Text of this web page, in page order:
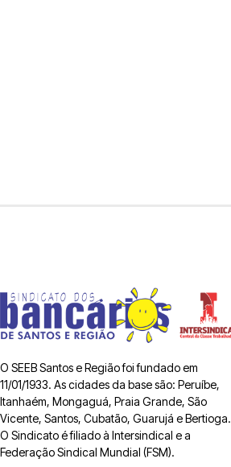
O SEEB Santos e Região foi fundado em
11/01/1933. As cidades da base são: Peruíbe,
Itanhaém, Mongaguá, Praia Grande, São
Vicente, Santos, Cubatão, Guarujá e Bertioga.
O Sindicato é filiado à Intersindical e a
Federação Sindical Mundial (FSM).